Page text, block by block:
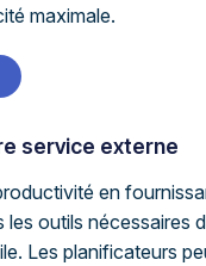
maximale.
service externe
en
les outils nécessaires
Les planificateurs